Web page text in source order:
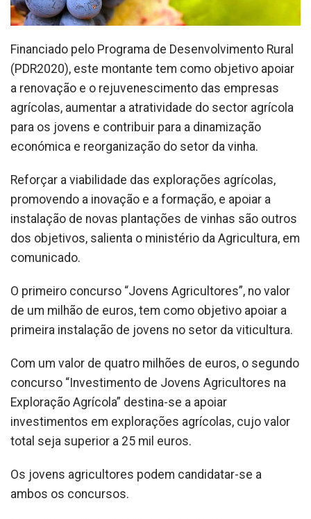
Financiado pelo Programa de Desenvolvimento Rural
(PDR2020), este montante tem como objetivo apoiar
a renovação e o rejuvenescimento das empresas
agrícolas, aumentar a atratividade do sector agrícola
para os jovens e contribuir para a dinamização
económica e reorganização do setor da vinha.
Reforçar a viabilidade das explorações agrícolas,
promovendo a inovação e a formação, e apoiar a
instalação de novas plantações de vinhas são outros
dos objetivos, salienta o ministério da Agricultura, em
comunicado.
O primeiro concurso “Jovens Agricultores”, no valor
de um milhão de euros, tem como objetivo apoiar a
primeira instalação de jovens no setor da viticultura.
Com um valor de quatro milhões de euros, o segundo
concurso “Investimento de Jovens Agricultores na
Exploração Agrícola” destina-se a apoiar
investimentos em explorações agrícolas, cujo valor
total seja superior a 25 mil euros.
Os jovens agricultores podem candidatar-se a
ambos os concursos.